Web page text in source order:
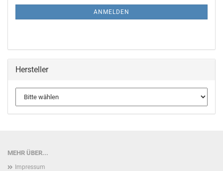
ANMELDEN
Hersteller
MEHR ÜBER...
Impressum